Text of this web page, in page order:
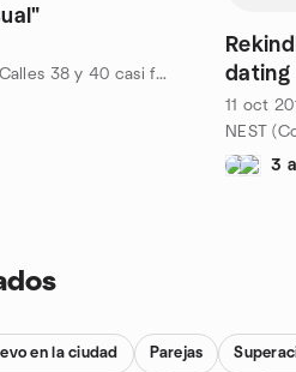
Pole Boudoir, 5ta Av entre Calles 38 y 40 casi frente a ah cacao, Playa del Carmen, MX
dating
single
11 oct
3
en la ciudad Parejas